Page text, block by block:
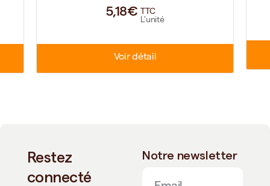
5,18€
TTC
L'unité
Voir détail
Restez
connecté
Notre newsletter